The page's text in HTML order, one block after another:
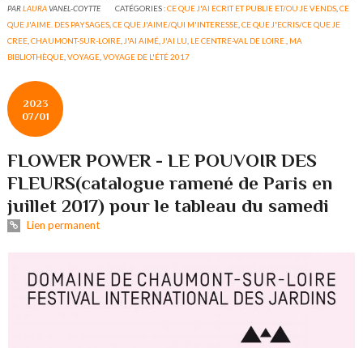
PARLAURAVANEL-COYTTE CATÉGORIES :CE QUE J'AI ECRIT ET PUBLIE ET/OU JE VENDS ,CE
QUE J'AIME. DES PAYSAGES ,CE QUE J'AIME/QUI M'INTERESSE ,CE QUE J'ECRIS/CE QUE JE
CREE ,CHAUMONT-SUR-LOIRE J'AI AIMÉ J'AI LU LE CENTRE-VAL DE LOIRE. MA
BIBLIOTHÈQUE ,VOYAGE ,VOYAGE DE L'ÉTÉ 2017
2023
07/01
FLOWER POWER - LE POUVOIR DES
FLEURS(catalogue ramené de Paris en
juillet 2017) pour le tableau du samedi
Lien permanent